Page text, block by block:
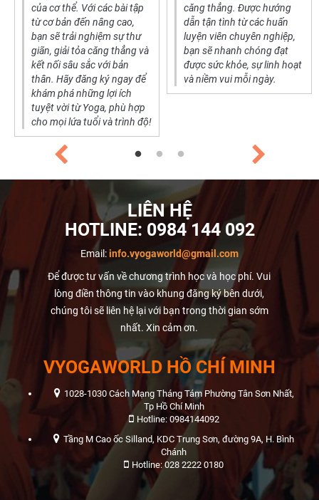
của cơ thể. Với các bài tập
từ cơ bản đến nâng cao,
bạn sẽ trải nghiệm sự thư
giãn, giải tỏa căng thẳng và
kết nối sâu sắc với bản
thân. Hãy đăng ký ngay để
khám phá những lợi ích
tuyệt vời từ Yoga, phù hợp
cho mọi lứa tuổi và trình độ!
căng thẳng. Được hướng
dẫn tận tình từ các huấn
luyện viên chuyên nghiệp,
bạn sẽ nhanh chóng đạt
được sức khỏe, sự linh hoạt
và niềm vui mỗi ngày.
LIÊN HỆ
HOTLINE: 0984 144 092
Email:info.vyogaworld@gmail.com
Để được tư vấn về chương trình học và học phí. Vui
lòng điền thông tin vào khung đăng ký bên dưới,
chúng tôi sẽ liên hệ lại với bạn trong thời gian sớm
nhất. Xin cảm ơn.
VYOGAWORLD HỒ CHÍ MINH
1028-1030 Cách Mạng Tháng Tám Phường Tân Sơn Nhất,
Tp Hồ Chí Minh
Hotline: 0984144092
Tầng M Cao ốc Silland, KDC Trung Sơn, đường 9A, H. Bình
Chánh
Hotline: 028 2222 0180